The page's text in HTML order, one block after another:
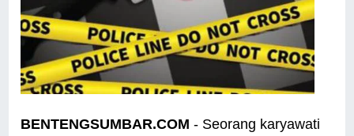
BENTENGSUMBAR.COM - Seorang karyawati